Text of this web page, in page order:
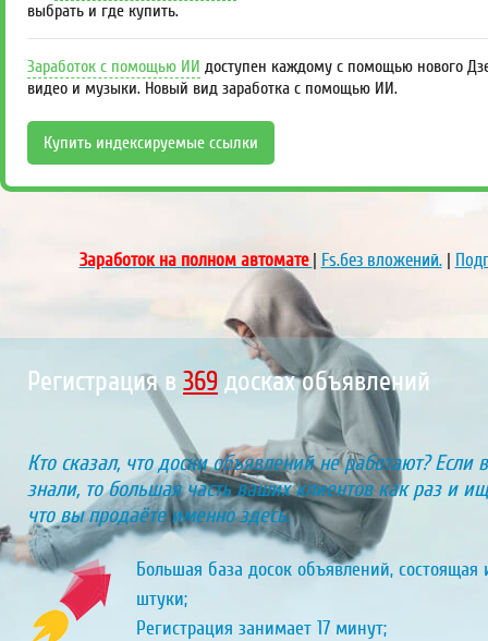
выбрать и где купить.
Заработок с помощью ИИ доступен каждому с помощью нового
видео и музыки. Новый вид заработка с помощью ИИ.
Купить индексируемые ссылки
Заработок на полном автомате| Fs.без вложений.|
Регистрация в 433 досках объявлений
Кто сказал, что доски объявлений не работают? Если
знали, то большая часть ваших клиентов как раз и
что вы продаёте именно здесь.
Большая база досок объявлений, состоящая
штуки;
Регистрация занимает 17 минут;